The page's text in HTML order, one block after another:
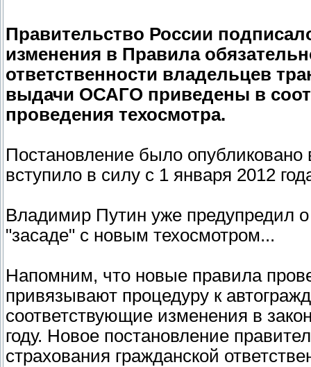
Правительство России
изменения в Правила
ответственности владельцев
выдачи ОСАГО приведены в
проведения техосмотра.
Постановление было опубликовано
вступило в силу с 1 января 2012
Владимир Путин уже предупредил о
"засаде" с новым техосмотром...
Напомним, что новые правила
привязывают процедуру к
соответствующие изменения в
году. Новое постановление
страхования гражданской